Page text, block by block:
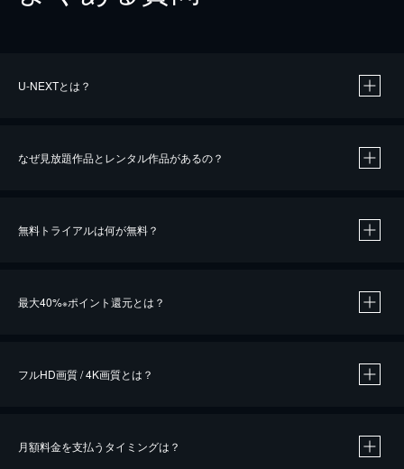
U-NEXTとは？
なぜ見放題作品とレンタル作品があるの？
無料トライアルは何が無料？
最大40%※ポイント還元とは？
※40％ポイント還元の対象は、クレジットカード決済による作品の購入 / レンタルです。
iOSアプリのUコイン決済による作品の購入 / レンタルは、20％のポイント還元です。
フルHD画質 / 4K画質とは？
月額料金を支払うタイミングは？